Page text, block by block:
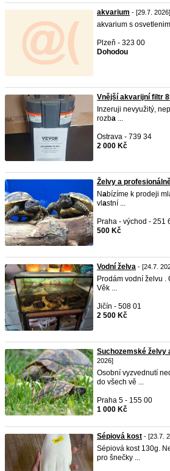
akvarium - [29.7. 2026]
akvarium s
Plzeň - 323 00
Dohodou
Vnější akvarijní filtr
Inzeruji nevyužitý,
rozba ...
Ostrava - 739 34
2 000 Kč
Želvy a
Nabízíme k prodeji
vl astní ...
Praha - východ - 251
500 Kč
Vodní želva - [24.7.
Prodám vodní želvu .
Věk ...
Jičín - 508 01
2 500 Kč
Suchozemské želvy
2026]
Osobní vyzvednutí
do všech vě ...
Praha 5 - 155 00
1 000 Kč
Sépiová kost - [23.7.
Sépiová kost 130g.
pro šnečky ...